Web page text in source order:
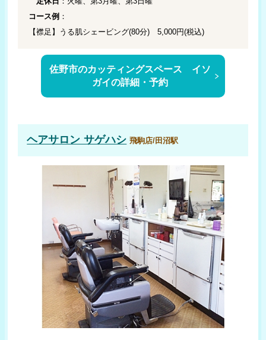
コース例 ：
【襟足】うる肌シェービング(80分) 5,000円(税込)
佐野市のカッティングスペース イソ
ガイの詳細・予約
ヘアサロン サゲハシ 飛駒店/田沼駅